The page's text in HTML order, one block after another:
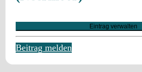
Eintrag verwalten
Beitrag melden